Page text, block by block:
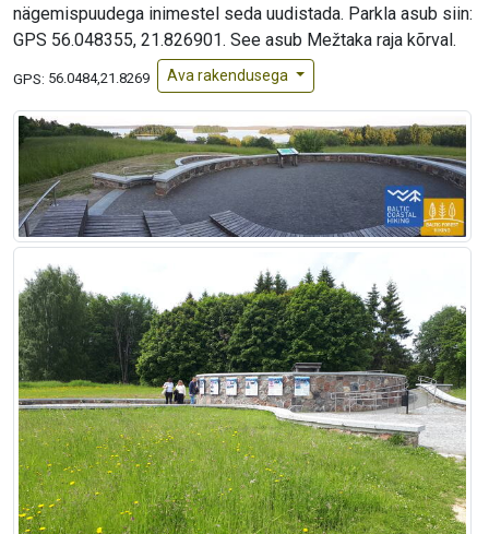
nägemispuudega inimestel seda uudistada. Parkla asub siin:
GPS 56.048355, 21.826901. See asub Mežtaka raja kõrval.
GPS: 56.0484,21.8269 Ava rakendusega